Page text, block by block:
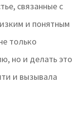
связанные с
и понятным
только
но и делать это
и вызывала